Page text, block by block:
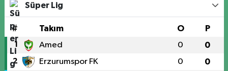
Süper Lig
# Takım O P
1 Amed 0 0
2 Erzurumspor FK 0 0